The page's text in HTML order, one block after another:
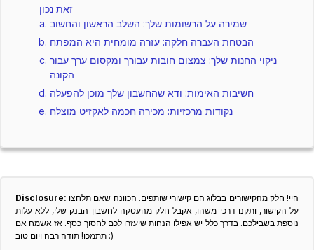
זאת נכון
שמירה על הרשומות שלך: השלב הראשון והחשוב
הבטחת העברה חלקה: עזרה מומחית היא המפתח
ניקוי החנות שלך: צמצום חובות עבורך ומקסום ערך עבור
הקונה
חשיבות האימות: ודא שהחשבון שלך מוכן להפעלה
נקודות מרכזיות: מכירה חכמה לאקזיט מוצלח
Disclosure: היי! חלק מהקישורים בבלוג הם קישורי שותפים. הכוונה שאם תלחצו
על הקישור, ותקנו דרכי משהו, אקבל חלק מהעסקה לחשבון הבנק שלי, ללא עלות
נוספת בשבילכם. בדרך כלל יש אפילו הנחות שיעזרו לכם לחסוך כסף. אז אשמח אם
תתמכו! תודה רבה ויום טוב :)